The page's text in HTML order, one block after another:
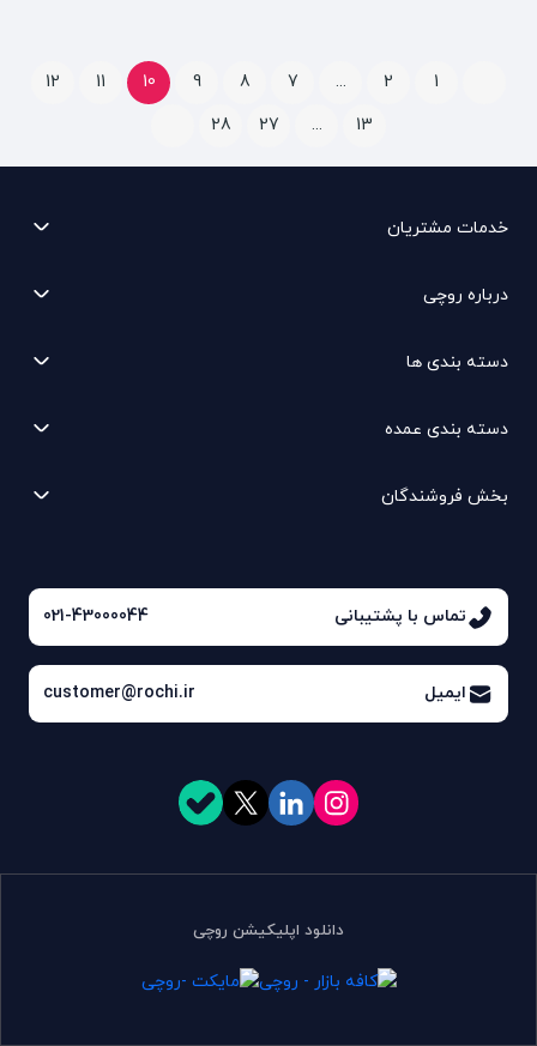
1
2
...
7
8
9
10
11
12
13
...
27
28
خدمات مشتریان
درباره روچی
دسته بندی ها
دسته بندی عمده
بخش فروشندگان
تماس با پشتیبانی 021-43000044
ایمیل customer@rochi.ir
دانلود اپلیکیشن روچی